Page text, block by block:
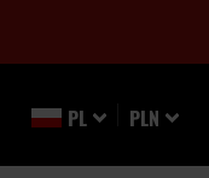
PLN
PL